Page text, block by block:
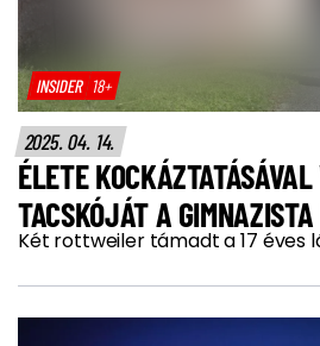
INSIDER 18+
2025. 04. 14.
ÉLETE
TACSKÓJÁT A
Két rottweiler támadt a 17 éves